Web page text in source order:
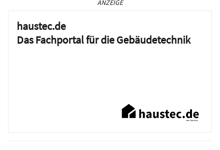
ANZEIGE
haustec.de
Das Fachportal für die Gebäudetechnik